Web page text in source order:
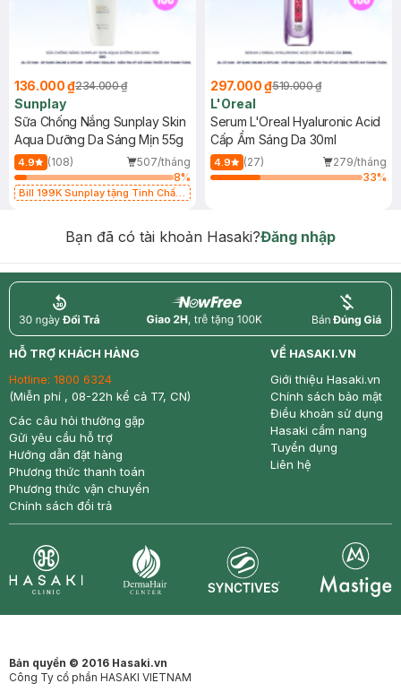
136.000 ₫234.000 ₫
Sunplay
Sữa Chống Nắng Sunplay Skin
Aqua Dưỡng Da Sáng Mịn 55g
4.9 (108)
507/tháng
8%
Bill 199K Sunplay tặng Tinh Chất
297.000 ₫519.000 ₫
L'Oreal
Serum L'Oreal Hyaluronic Acid
Cấp Ẩm Sáng Da 30ml
4.9 (27)
279/tháng
33%
Bạn đã có tài khoản Hasaki?Đăng nhập
return nowfree price
HỖ TRỢ KHÁCH HÀNG
Hotline: 1800 6324
(Miễn phí , 08-22h kể cả T7, CN)
Các câu hỏi thường gặp
Gửi yêu cầu hỗ trợ
Hướng dẫn đặt hàng
Phương thức thanh toán
Phương thức vận chuyển
Chính sách đổi trả
VỀ HASAKI.VN
Giới thiệu Hasaki.vn
Chính sách bảo mật
Điều khoản sử dụng
Hasaki cẩm nang
Tuyển dụng
Liên hệ
Bản quyền © 2016 Hasaki.vn
Công Ty cổ phần HASAKI VIETNAM